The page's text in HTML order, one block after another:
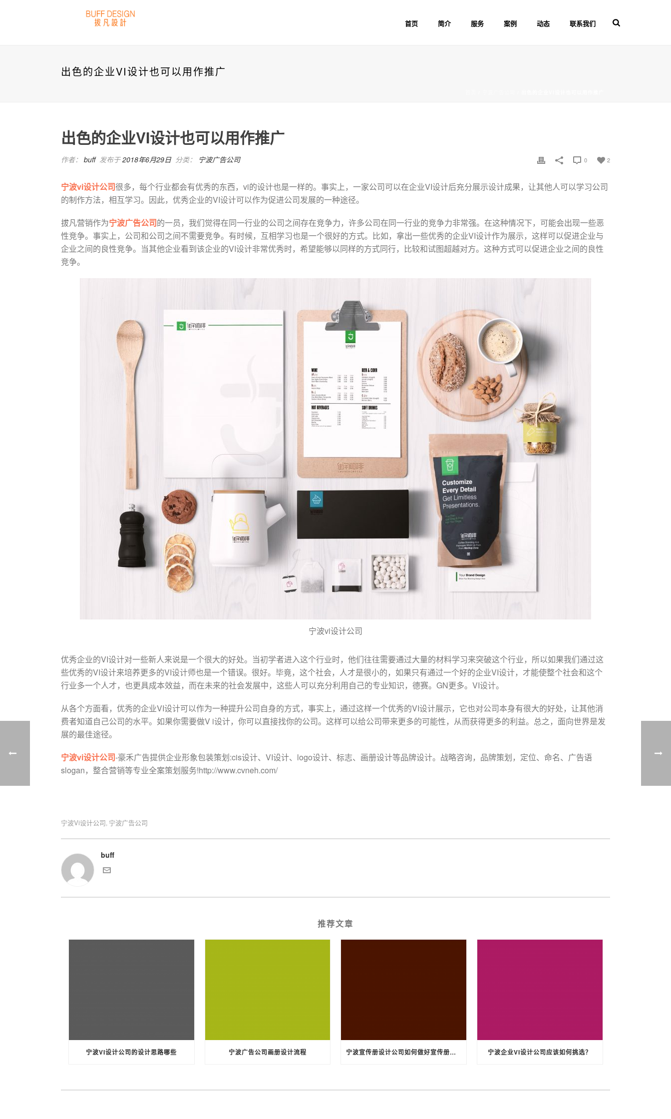
首页 简介 服务 案例 动态 联系我们
出色的企业VI设计也可以用作推广
出色的企业VI设计也可以用作推广
作者： buff 发布于2018年6月29日 分类： 宁波广告公司 2
0
宁波vi设计公司很多，每个行业都会有优秀的东西，vi的设计也是一样的。事实上，一家公司可以在企业VI设计后充分展示设计成果，让其他人可以学习公司
的制作方法，相互学习。因此，优秀企业的VI设计可以作为促进公司发展的一种途径。
拔凡营销作为宁波广告公司的一员，我们觉得在同一行业的公司之间存在竞争力，许多公司在同一行业的竞争力非常强。在这种情况下，可能会出现一些恶
性竞争。事实上，公司和公司之间不需要竞争。有时候，互相学习也是一个很好的方式。比如，拿出一些优秀的企业VI设计作为展示，这样可以促进企业与
企业之间的良性竞争。当其他企业看到该企业的VI设计非常优秀时，希望能够以同样的方式同行，比较和试图超越对方。这种方式可以促进企业之间的良性
竞争。
宁波vi设计公司
优秀企业的VI设计对一些新人来说是一个很大的好处。当初学者进入这个行业时，他们往往需要通过大量的材料学习来突破这个行业，所以如果我们通过这
些优秀的VI设计来培养更多的VI设计师也是一个错误。很好。毕竟，这个社会，人才是很小的，如果只有通过一个好的企业VI设计，才能使整个社会和这个
行业多一个人才，也更具成本效益，而在未来的社会发展中，这些人可以充分利用自己的专业知识，德赛。GN更多。VI设计。
从各个方面看，优秀的企业VI设计可以作为一种提升公司自身的方式，事实上，通过这样一个优秀的VI设计展示，它也对公司本身有很大的好处，让其他消
费者知道自己公司的水平。如果你需要做V i设计，你可以直接找你的公司。这样可以给公司带来更多的可能性，从而获得更多的利益。总之，面向世界是发
展的最佳途径。
宁波vi设计公司-豪禾广告提供企业形象包装策划:cis设计、VI设计、logo设计、标志、画册设计等品牌设计。战略咨询，品牌策划，定位、命名、广告语
slogan，整合营销等专业全案策划服务!http://www.cvneh.com/
宁波vi设计公司 宁波广告公司
buff
推荐文章
宁波VI设计公司的设计思路哪些 宁波广告公司画册设计流程 宁波宣传册设计公司如何做好宣传册设计 宁波企业VI设计公司应该如何挑选？